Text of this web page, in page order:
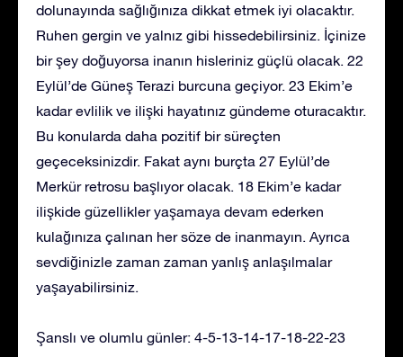
dolunayında sağlığınıza dikkat etmek iyi olacaktır.
Ruhen gergin ve yalnız gibi hissedebilirsiniz. İçinize
bir şey doğuyorsa inanın hisleriniz güçlü olacak. 22
Eylül’de Güneş Terazi burcuna geçiyor. 23 Ekim’e
kadar evlilik ve ilişki hayatınız gündeme oturacaktır.
Bu konularda daha pozitif bir süreçten
geçeceksinizdir. Fakat aynı burçta 27 Eylül’de
Merkür retrosu başlıyor olacak. 18 Ekim’e kadar
ilişkide güzellikler yaşamaya devam ederken
kulağınıza çalınan her söze de inanmayın. Ayrıca
sevdiğinizle zaman zaman yanlış anlaşılmalar
yaşayabilirsiniz.
Şanslı ve olumlu günler: 4-5-13-14-17-18-22-23